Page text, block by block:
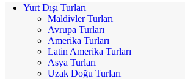
Yurt Dışı Turları
Maldivler Turları
Avrupa Turları
Amerika Turları
Latin Amerika Turları
Asya Turları
Uzak Doğu Turları